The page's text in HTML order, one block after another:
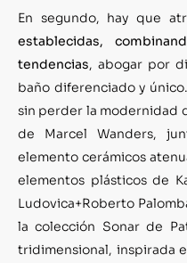
En segundo, hay que
establecidas,
tendencias, abogar por
baño diferenciado y
sin perder la modernidad
de Marcel Wanders,
elemento cerámicos
elementos plásticos de
Ludovica+Roberto
la colección Sonar de
tridimensional, inspirada